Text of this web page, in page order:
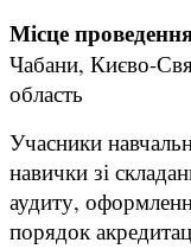
Місце
Чабани, Києво-
область
Учасники
навички зі
аудиту,
порядок